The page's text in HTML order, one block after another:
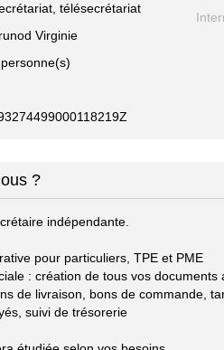
télésecrétariat
Virginie
?
indépendante.
pour particuliers, TPE et PME
: création de tous vos documents
de livraison, bons de commande,
suivi de trésorerie